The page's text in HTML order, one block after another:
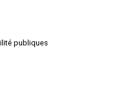
publiques